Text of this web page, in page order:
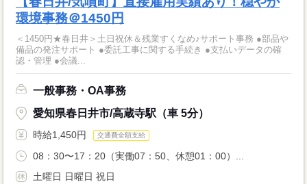
環境事務＠1450円
＜1450円★春日井＞土日祝休＆残業すくなめ♪サポート事務 ●部品や
備品の発注サポート ●委託工事に関する手続き ●支払いデータの確
認・管理 ●会議...
一般事務・OA事務
愛知県春日井市/高蔵寺駅（車 5分）
時給1,450円 交通費全額支給
08：30〜17：20（実働07：50、休憩01：00）...
土曜日 日曜日 祝日